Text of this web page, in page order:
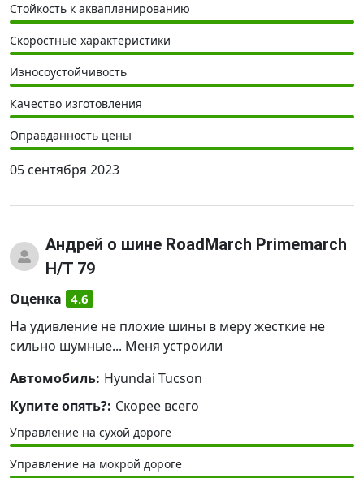
Стойкость к аквапланированию
Скоростные характеристики
Износоустойчивость
Качество изготовления
Оправданность цены
05 сентября 2023
Андрей о шине RoadMarch Primemarch
H/T 79
Оценка 4.6
На удивление не плохие шины в меру жесткие не
сильно шумные... Меня устроили
Автомобиль: Hyundai Tucson
Купите опять?: Скорее всего
Управление на сухой дороге
Управление на мокрой дороге